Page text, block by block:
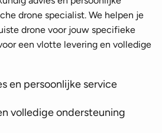
drone specialist. We helpen je
drone voor jouw specifieke
een vlotte levering en volledige
en persoonlijke service
volledige ondersteuning